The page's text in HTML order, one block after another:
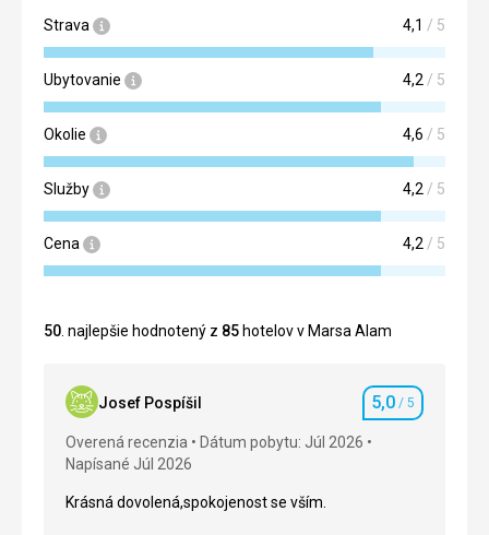
Strava 4,1 / 5
Ubytovanie 4,2 / 5
Okolie 4,6 / 5
Služby 4,2 / 5
Cena 4,2 / 5
50 . najlepšie hodnotený z 85 hotelov v Marsa Alam
Josef Pospíšil Hodnotenie
5,0 / 5
Overená recenzia
Dátum pobytu: Júl 2026
Napísané Júl 2026
Krásná dovolená,spokojenost se vším.